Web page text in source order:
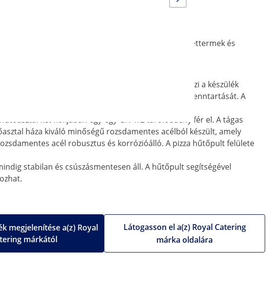
hűtőasztalt éttermek, kávézók, gyorséttermek és
számára is.
vállalkozását most!
a digitális vezérlőpanel segítségével, amely jelzi a készülék
biztosítja a kívánt hőmérséklet gyors elérését és fenntartását. A
két fiókjában egy-egy GN 1/2 tárolóedény fér el. A tágas
háza kiváló minőségű rozsdamentes acélból készült, amely
acél robusztus és korrózióálló. A pizza hűtőpult felülete
stabilan és csúszásmentesen áll. A hűtőpult segítségével
Látogasson el a(z) Royal Catering
márka oldalára
megjelenítése a(z) Royal
márkától